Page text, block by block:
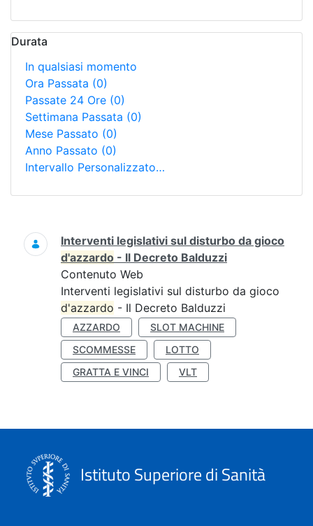
Durata
In qualsiasi momento
Ora Passata (0)
Passate 24 Ore (0)
Settimana Passata (0)
Mese Passato (0)
Anno Passato (0)
Intervallo Personalizzato…
Ricerca
Interventi legislativi sul disturbo da gioco
d'azzardo - Il Decreto Balduzzi
Contenuto Web
Interventi legislativi sul disturbo da gioco
d'azzardo - Il Decreto Balduzzi
AZZARDO
SLOT MACHINE
SCOMMESSE
LOTTO
GRATTA E VINCI
VLT
Istituto Superiore di Sanità